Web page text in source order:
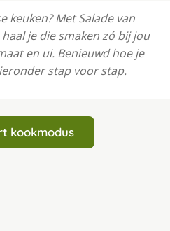
keuken? Met Salade van
je die smaken zó bij jou
en ui. Benieuwd hoe je
stap voor stap.
kookmodus